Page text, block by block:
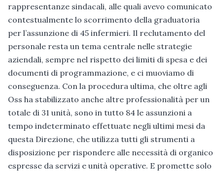
rappresentanze sindacali, alle quali avevo comunicato
contestualmente lo scorrimento della graduatoria
per l’assunzione di 45 infermieri. Il reclutamento del
personale resta un tema centrale nelle strategie
aziendali, sempre nel rispetto dei limiti di spesa e dei
documenti di programmazione, e ci muoviamo di
conseguenza. Con la procedura ultima, che oltre agli
Oss ha stabilizzato anche altre professionalità per un
totale di 31 unità, sono in tutto 84 le assunzioni a
tempo indeterminato effettuate negli ultimi mesi da
questa Direzione, che utilizza tutti gli strumenti a
disposizione per rispondere alle necessità di organico
espresse da servizi e unità operative. E promette solo